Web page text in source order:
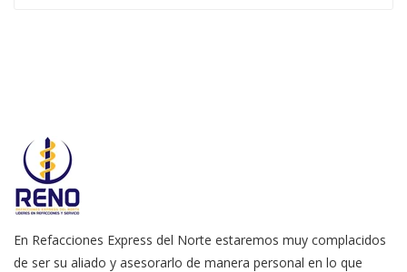
En Refacciones Express del Norte estaremos muy complacidos
de ser su aliado y asesorarlo de manera personal en lo que